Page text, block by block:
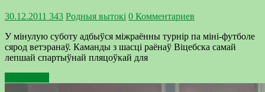
30.12.2011 343 Родныя вытокi 0 Комментариев
У мінулую суботу адбыўся міжраённы турнір па міні-футболе
сярод ветэранаў. Каманды з шасці раёнаў Віцебска самай
лепшай спартыўнай пляцоўкай для